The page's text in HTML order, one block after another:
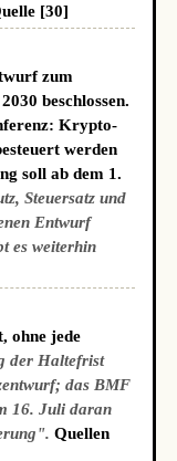
[30]
zum
beschlossen.
Krypto-
werden
soll ab dem 1.
Steuersatz und
Entwurf
es weiterhin
ohne jede
der Haltefrist
das BMF
16. Juli daran
Quellen